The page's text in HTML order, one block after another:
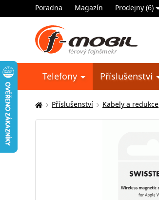
Poradna Magazín Prodejny (6)
Telefony Příslušenství
Zde
se
Příslušenství Kabely a redukce